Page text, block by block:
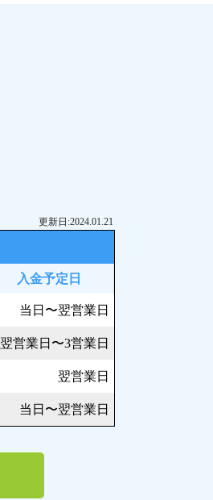
更新日:2024.01.21
入金予定日
当日〜翌営業日
翌営業日〜3営業日
翌営業日
当日〜翌営業日